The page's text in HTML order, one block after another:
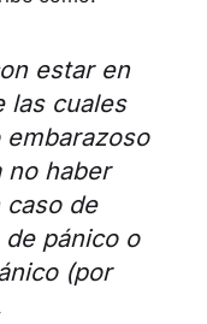
estar en
las cuales
no haber
caso de
pánico o
(por